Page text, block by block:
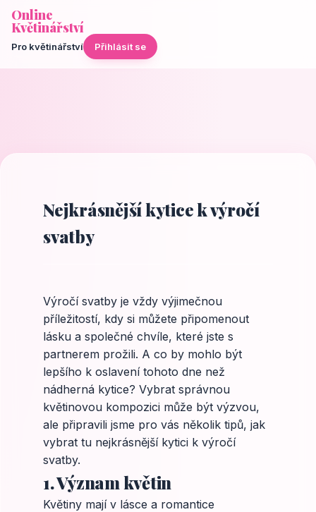
Online
Květinářství
Pro květinářství Přihlásit se
Nejkrásnější kytice k výročí
svatby
Výročí svatby je vždy výjimečnou
příležitostí, kdy si můžete připomenout
lásku a společné chvíle, které jste s
partnerem prožili. A co by mohlo být
lepšího k oslavení tohoto dne než
nádherná kytice? Vybrat správnou
květinovou kompozici může být výzvou,
ale připravili jsme pro vás několik tipů, jak
vybrat tu nejkrásnější kytici k výročí
svatby.
1. Význam květin
Květiny mají v lásce a romantice